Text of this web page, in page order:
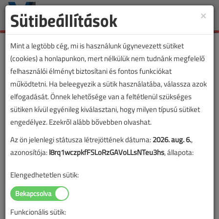
Toggle
×
Sütibeállítások
Mint a legtöbb cég, mi is használunk úgynevezett sütiket
(cookies) a honlapunkon, mert nélkülük nem tudnánk megfelelő
felhasználói élményt biztosítani és fontos funkciókat
működtetni. Ha beleegyezik a sütik használatába, válassza azok
elfogadását. Önnek lehetősége van a feltétlenül szükséges
sütiken kívül egyénileg kiválasztani, hogy milyen típusú sütiket
engedélyez. Ezekről alább bővebben olvashat.
Az ön jelenlegi státusza létrejöttének dátuma:2026. aug. 6.,
azonosítója:l8rq1wczpkfFSLoRzGAVoLLsNTeu3hs, állapota:
Elengedhetetlen sütik:
Funkcionális sütik: